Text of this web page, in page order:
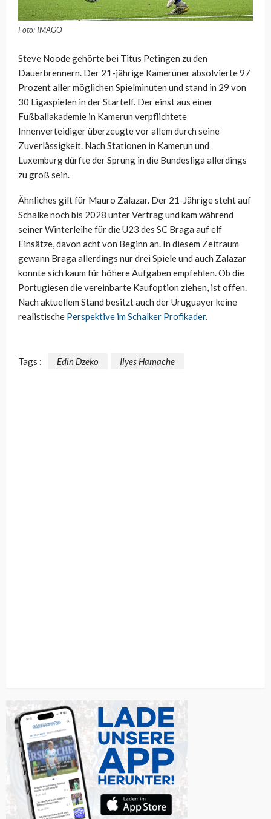
Foto: IMAGO
Steve Noode gehörte bei Titus Petingen zu den
Dauerbrennern. Der 21-jährige Kameruner absolvierte 97
Prozent aller möglichen Spielminuten und stand in 29 von
30 Ligaspielen in der Startelf. Der einst aus einer
Fußballakademie in Kamerun verpflichtete
Innenverteidiger überzeugte vor allem durch seine
Zuverlässigkeit. Nach Stationen in Kamerun und
Luxemburg dürfte der Sprung in die Bundesliga allerdings
zu groß sein.
Ähnliches gilt für Mauro Zalazar. Der 21-Jährige steht auf
Schalke noch bis 2028 unter Vertrag und kam während
seiner Winterleihe für die U23 des SC Braga auf elf
Einsätze, davon acht von Beginn an. In diesem Zeitraum
gewann Braga allerdings nur drei Spiele und auch Zalazar
konnte sich kaum für höhere Aufgaben empfehlen. Ob die
Portugiesen die vereinbarte Kaufoption ziehen, ist offen.
Nach aktuellem Stand besitzt auch der Uruguayer keine
realistische Perspektive im Schalker Profikader.
Tags : Edin Dzeko Ilyes Hamache